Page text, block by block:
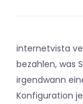
internetvista
bezahlen, was
irgendwann
Konfiguration